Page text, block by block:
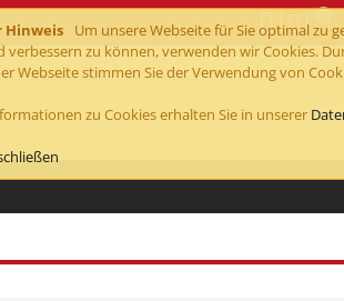
Hinweis
Um unsere Webseite für Sie optimal zu
verbessern zu können, verwenden wir Cookies.
Webseite stimmen Sie der Verwendung von
zu Cookies erhalten Sie in unserer